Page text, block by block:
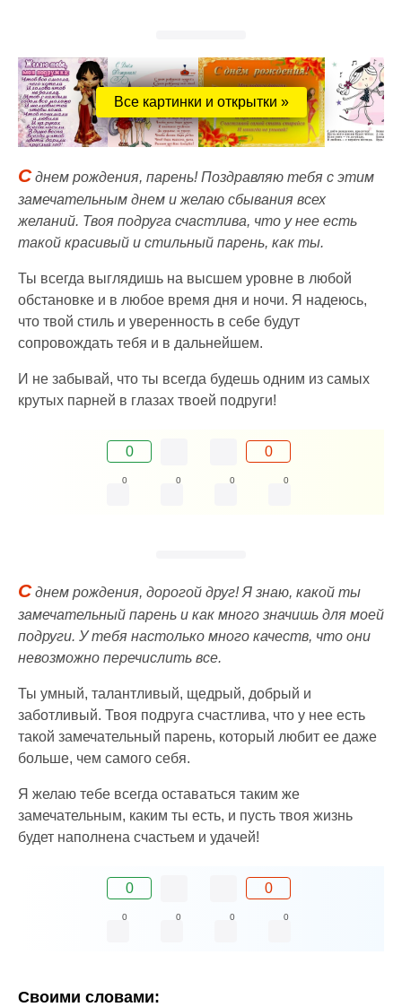
Все картинки и открытки »
Сднем рождения, парень! Поздравляю тебя с этим
замечательным днем и желаю сбывания всех
желаний. Твоя подруга счастлива, что у нее есть
такой красивый и стильный парень, как ты.
Ты всегда выглядишь на высшем уровне в любой
обстановке и в любое время дня и ночи. Я надеюсь,
что твой стиль и уверенность в себе будут
сопровождать тебя и в дальнейшем.
И не забывай, что ты всегда будешь одним из самых
крутых парней в глазах твоей подруги!
0 0
0 0 0 0
Сднем рождения, дорогой друг! Я знаю, какой ты
замечательный парень и как много значишь для моей
подруги. У тебя настолько много качеств, что они
невозможно перечислить все.
Ты умный, талантливый, щедрый, добрый и
заботливый. Твоя подруга счастлива, что у нее есть
такой замечательный парень, который любит ее даже
больше, чем самого себя.
Я желаю тебе всегда оставаться таким же
замечательным, каким ты есть, и пусть твоя жизнь
будет наполнена счастьем и удачей!
0 0
0 0 0 0
Своими словами: